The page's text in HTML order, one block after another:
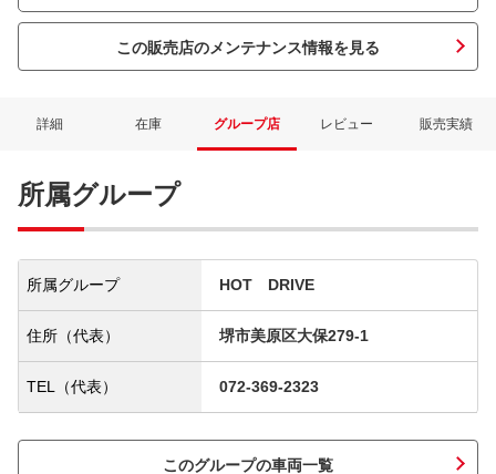
この販売店のメンテナンス情報を見る
詳細 在庫 グループ店 レビュー 販売実績
所属グループ
所属グループ HOT DRIVE
住所（代表） 堺市美原区大保279-1
TEL（代表） 072-369-2323
このグループの車両一覧